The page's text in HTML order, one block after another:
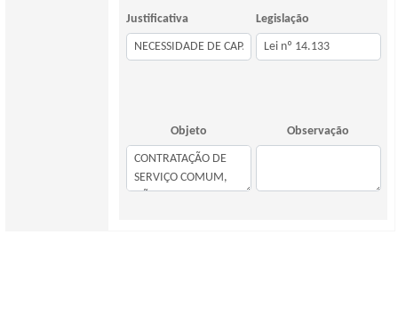
Justificativa Legislação
Objeto Observação